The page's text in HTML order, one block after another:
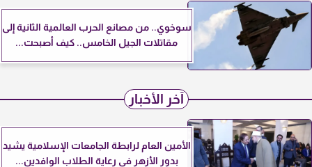
سوخوي.. من مصانع الحرب العالمية الثانية إلى
مقاتلات الجيل الخامس.. كيف أصبحت...
آخر الأخبار
الأمين العام لرابطة الجامعات الإسلامية يشيد
بدور الأزهر في رعاية الطلاب الوافدين...